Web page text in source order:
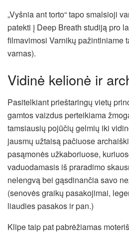
„Vyšnia ant torto“ tapo smalsioji
patekti į Deep Breath studiją pro
filmavimosi Varnikų pažintiniame
varnas).
Vidinė kelionė ir
Pasitelkiant prieštaringų vietų
gamtos vaizdus perteikiama
tamsiausių pojūčių gelmių iki
jausmų užtaisą pačiuose
pasąmonės užkaboriuose,
vaduodamasis iš praradimo
nelengvą bei gąsdinančia savo
(senovės graikų pasakojimai,
liaudies pasakos ir pan.)
Klipe taip pat pabrėžiamas